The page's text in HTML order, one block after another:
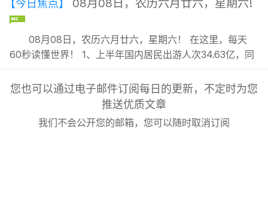
【今日焦点】 08月08日，农历六月廿六，星期六!
08月08日，农历六月廿六，星期六！ 在这里，每天
60秒读懂世界！ 1、上半年国内居民出游人次34.63亿，同
2、今年前7月我国货物贸易进出口总值超30万亿元，同比
增长17.3%，延续良好的增长态势；; 3、东航发布新规：8
您也可以通过电子邮件订阅每日的更新，不定时为您
推送优质文章
我们不会公开您的邮箱，您可以随时取消订阅